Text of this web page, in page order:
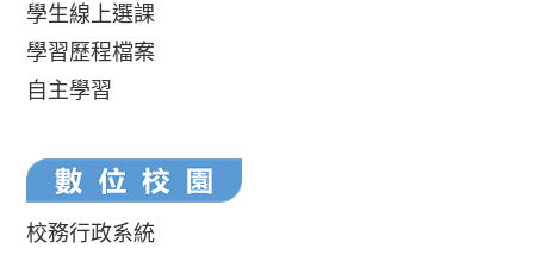
學生線上選課
學習歷程檔案
自主學習
校務行政系統